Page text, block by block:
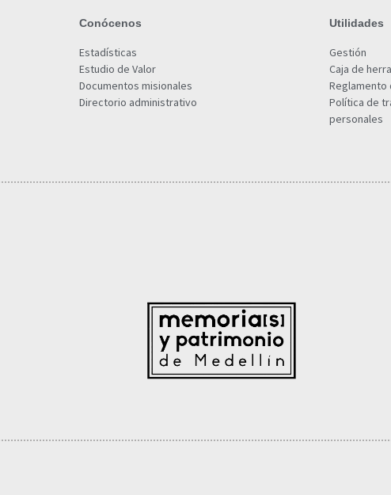
Conócenos
Estadísticas
Estudio de Valor
Documentos misionales
Directorio administrativo
Utilidades
Gestión
Caja de
Reglamento
Política de
personales